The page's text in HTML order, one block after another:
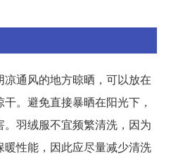
通风的地方晾晒，可以放在
。避免直接暴晒在阳光下，
羽绒服不宜频繁清洗，因为
性能，因此应尽量减少清洗